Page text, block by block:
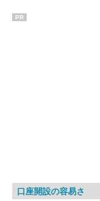
PR
口座開設の容易さ